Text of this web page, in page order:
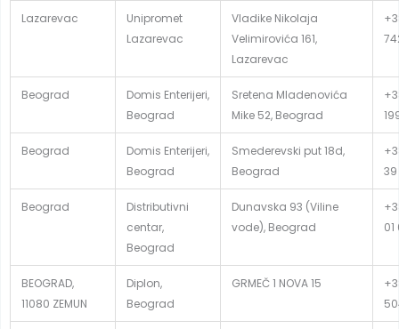
Lazarevac
Unipromet
Lazarevac
Vladike Nikolaja
Velimirovića 161,
Lazarevac
Beograd
Domis Enterijeri,
Beograd
Sretena Mladenovića
Mike 52, Beograd
Beograd
Domis Enterijeri,
Beograd
Smederevski put 18d,
Beograd
Beograd
Distributivni
centar,
Beograd
Dunavska 93 (Viline
vode), Beograd
01
BEOGRAD,
11080 ZEMUN
Diplon,
Beograd
GRMEČ 1 NOVA 15